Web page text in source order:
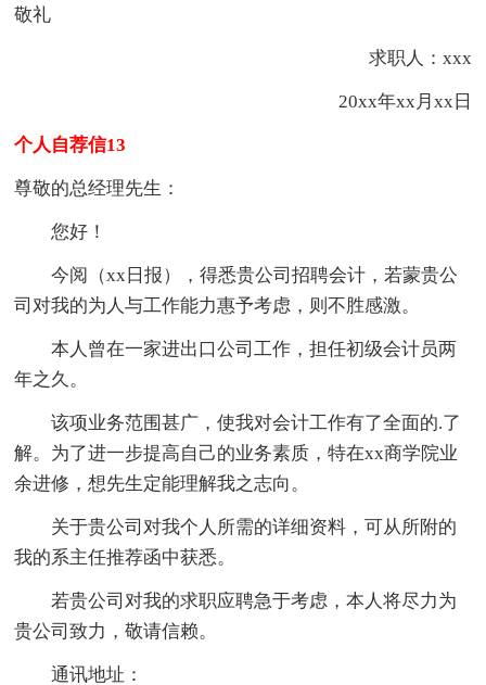
敬礼
求职人：xxx
20xx年xx月xx日
个人自荐信13
尊敬的总经理先生：
您好！
今阅（xx日报），得悉贵公司招聘会计，若蒙贵公
司对我的为人与工作能力惠予考虑，则不胜感激。
本人曾在一家进出口公司工作，担任初级会计员两
年之久。
该项业务范围甚广，使我对会计工作有了全面的.了
解。为了进一步提高自己的业务素质，特在xx商学院业
余进修，想先生定能理解我之志向。
关于贵公司对我个人所需的详细资料，可从所附的
我的系主任推荐函中获悉。
若贵公司对我的求职应聘急于考虑，本人将尽力为
贵公司致力，敬请信赖。
通讯地址：